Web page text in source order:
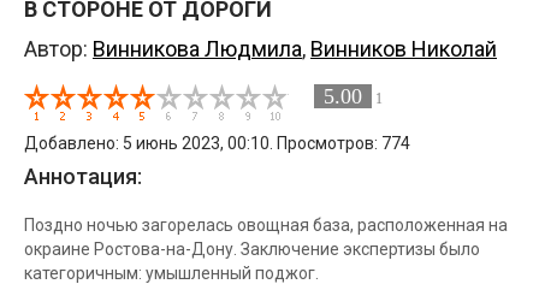
В СТОРОНЕ ОТ ДОРОГИ
Автор: Винникова Людмила, Винников Николай
5.00 1
Добавлено: 5 июнь 2023, 00:10. Просмотров: 774
Аннотация:
Поздно ночью загорелась овощная база, расположенная на
окраине Ростова-на-Дону. Заключение экспертизы было
категоричным: умышленный поджог.